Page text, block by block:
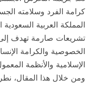
كرامة الفرد وسلامته
المملكة العربية السعودية
تشريعات صارمة تهدف
الخصوصية والكرامة
الإسلامية والأنظمة
ومن خلال هذا المقال،